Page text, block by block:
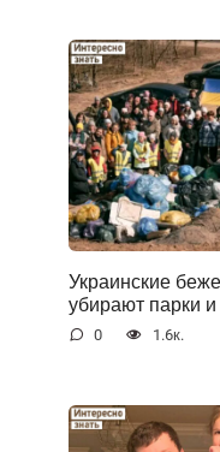
Украинские
убирают парки
0 1.6к.